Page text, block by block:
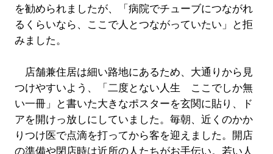
を勧められましたが、「病院でチューブにつながれ
るくらいなら、ここで人とつながっていたい」と拒
みました。
店舗兼住居は細い路地にあるため、大通りから見
つけやすいよう、「二度とない人生 ここでしか無
い一冊」と書いた大きなポスターを玄関に貼り、ド
アを開けっ放しにしていました。毎朝、近くのかか
りつけ医で点滴を打ってから客を迎えました。開店
の準備や閉店時は近所の人たちがお手伝い。若い人